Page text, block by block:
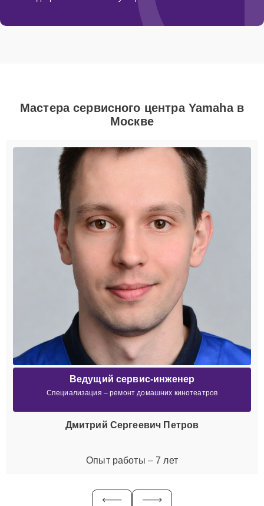
Мастера сервисного центра Yamaha в
Москве
Ведущий сервис-инженер
Специализация – ремонт домашних кинотеатров
Дмитрий Сергеевич Петров
Опыт работы – 7 лет